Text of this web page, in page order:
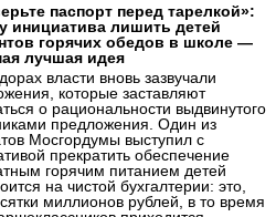
паспорт перед тарелкой»:
инициатива лишить детей
горячих обедов в школе —
лучшая идея
власти вновь зазвучали
которые заставляют
о рациональности выдвинутого
предложения. Один из
Мосгордумы выступил с
прекратить обеспечение
горячим питанием детей
на чистой бухгалтерии: это,
миллионов рублей, в то время